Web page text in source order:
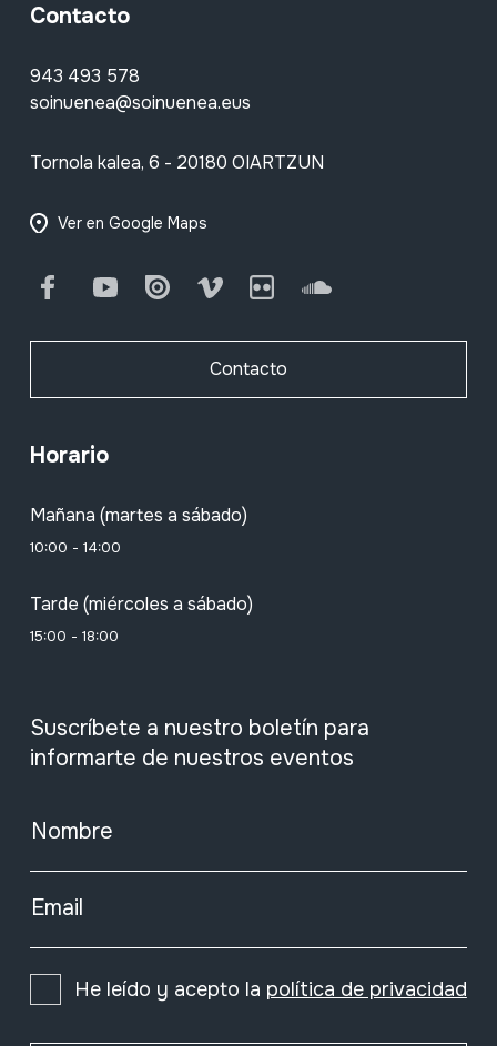
Contacto
943 493 578
soinuenea@soinuenea.eus
Tornola kalea, 6 - 20180 OIARTZUN
Ver en Google Maps
FacebookYoutube Issuu Vimeo Flickr SoundCloud
Contacto
Horario
Mañana (martes a sábado)
10:00 - 14:00
Tarde (miércoles a sábado)
15:00 - 18:00
Suscríbete a nuestro boletín para
informarte de nuestros eventos
Nombre
Email
He leído y acepto la política de privacidad